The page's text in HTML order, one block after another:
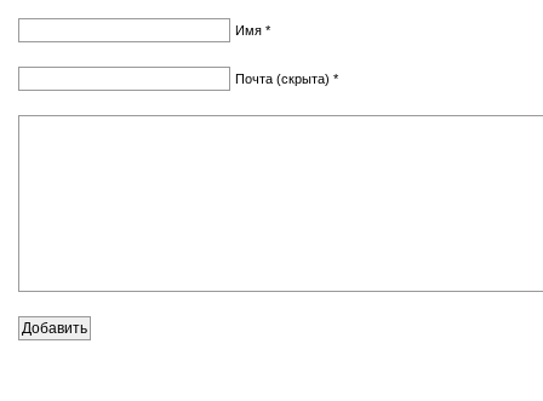
Имя *
Почта (скрыта) *